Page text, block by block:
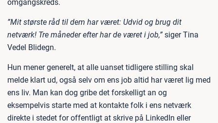
omgangskreds.
”Mit største råd til dem har været: Udvid og brug dit
netværk! Tre måneder efter har de været i job,” siger Tina
Vedel Blidegn.
Hun mener generelt, at alle uanset tidligere stilling skal
melde klart ud, også selv om ens job altid har været lig med
ens liv. Man kan dog gribe det forskelligt an og
eksempelvis starte med at kontakte folk i ens netværk
direkte i stedet for offentligt at skrive på LinkedIn eller